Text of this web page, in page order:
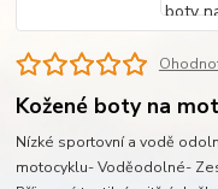
Kožené boty na
Nízké sportovní a vodě
motocyklu- Voděodolné-